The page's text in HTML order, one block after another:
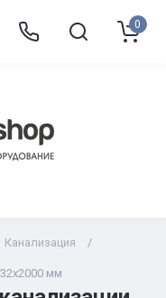
0
Канализация
/
мм